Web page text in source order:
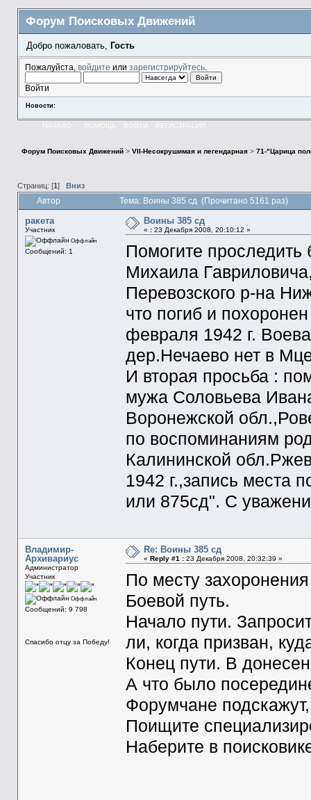
Форум Поисковых Движений
Добро пожаловать, Гость
Пожалуйста, войдите или зарегистрируйтесь.
Войти
Новости:
НАЧАЛО ПОМОЩЬ ВОЙТИ РЕГИСТРАЦИЯ
Форум Поисковых Движений> VII-Несокрушимая и легендарная> 71-"Царица
Страниц: [1 ] Вниз
Автор Тема: Воины 385 сд (Прочитано 5161 раз)
ракета
Участник
Оффлайн
Сообщений: 1
Воины 385 сд
« : 23 Декабря 2008, 20:10:12 »
Помогите проследить
Михаила
Перевозского р-на
что погиб и
февраля 1942 г.
дер.Нечаево нет в
И вторая просьба :
мужа Соловьева
Воронежской
по воспоминаниям
Калининской
1942 г.,запись места
или 875сд". С
Владимир-
Архивариус
Администратор
Участник
Оффлайн
Сообщений: 9 798
Спасибо отцу за Победу!
Re: Воины 385 сд
«Reply #1 : 23 Декабря 2008, 20:32:39 »
По месту
Боевой путь.
Начало пути.
ли, когда призван,
Конец пути. В
А что было
Форумчане
Поищите
Наберите в